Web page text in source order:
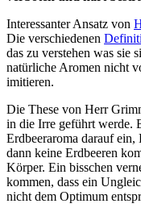
Interessanter Ansatz von
Die verschiedenen
das zu verstehen was sie
natürliche Aromen nicht
imitieren.
Die These von Herr
in die Irre geführt werde.
Erdbeeraroma darauf ein,
dann keine Erdbeeren
Körper. Ein bisschen
kommen, dass ein
nicht dem Optimum